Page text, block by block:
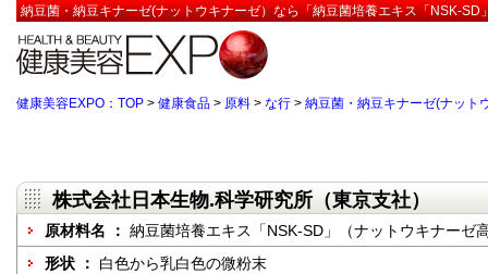
納豆菌・納豆キナーゼ(ナットウキナーゼ）なら「納豆菌培養エキス「NSK-
健康美容EXPO：TOP > 健康食品 > 原料 > な行 > 納豆菌・納豆キナーゼ(ナット
株式会社日本生物.科学研究所（東京支社）
原材料名 ： 納豆菌培養エキス「NSK-SD」（ナットウキナーゼ
形状 ： 白色から乳白色の微粉末